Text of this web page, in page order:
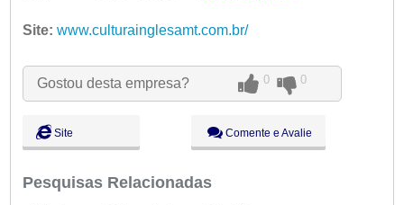
Ter:
09:00 - 18:00 Abertoagora
Qui:
09:00 - 18:00
Sex:
09:00 - 18:00
Sáb:
Dom:
Fechado
Site: www.culturainglesamt.com.br/
Gostou desta empresa? 0 0
Site Comente e Avalie
Pesquisas Relacionadas